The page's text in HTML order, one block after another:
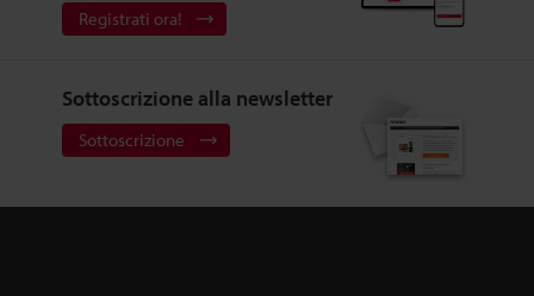
Registrati ora!
Sottoscrizione alla newsletter
Sottoscrizione